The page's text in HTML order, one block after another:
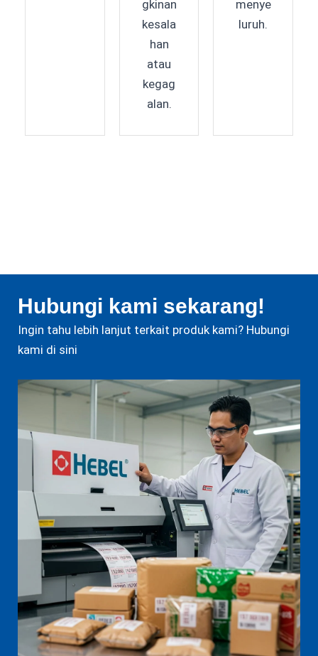
gkinan
kesala
han
atau
kegag
alan.
menye
luruh.
Hubungi kami sekarang!
Ingin tahu lebih lanjut terkait produk kami? Hubungi
kami di sini